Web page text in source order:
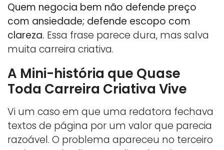
Quem negocia bem não defende preço
com ansiedade; defende escopo com
clareza. Essa frase parece dura, mas salva
muita carreira criativa.
A Mini-história que Quase
Toda Carreira Criativa Vive
Vi um caso em que uma redatora fechava
textos de página por um valor que parecia
razoável. O problema apareceu no terceiro